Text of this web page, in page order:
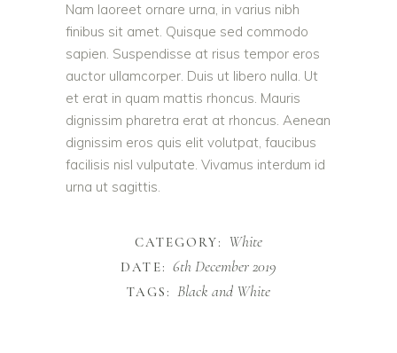
Nam laoreet ornare urna, in varius nibh
finibus sit amet. Quisque sed commodo
sapien. Suspendisse at risus tempor eros
auctor ullamcorper. Duis ut libero nulla. Ut
et erat in quam mattis rhoncus. Mauris
dignissim pharetra erat at rhoncus. Aenean
dignissim eros quis elit volutpat, faucibus
facilisis nisl vulputate. Vivamus interdum id
urna ut sagittis.
CATEGORY: White
DATE: 6th December 2019
TAGS: Black and White